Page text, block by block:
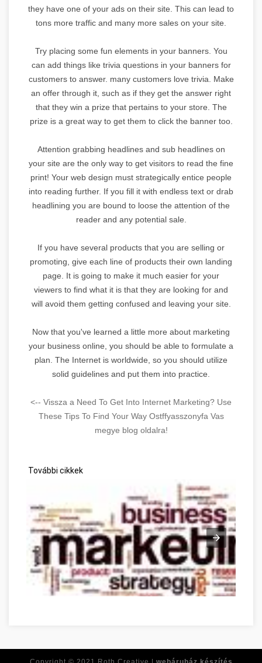
they have one of your ads on their site. This can lead to
tons more traffic and many more sales on your site.
Try placing some fun elements in your banners. You
can add things like trivia questions in your banners for
customers to answer. many customers love trivia. Make
an offer through it, such as if they get the answer right
that they win a prize that pertains to your store. The
prize is a great way to get them to click the banner too.
Attention grabbing headlines and sub headlines on
your site are the only way to get visitors to read the fine
print! Your web design must strategically entice people
into reading further. If you fill it with endless text or drab
headlining you are bound to loose the attention of the
reader and any potential sale.
If you have several products that you are selling or
promoting, give each line of products their own landing
page. It is going to make it much easier for your
viewers to find what it is that they are looking for and
will avoid them getting confused and leaving your site.
Now that you've learned a little more about marketing
your business online, you should be able to formulate a
plan. The Internet is worldwide, so you should utilize
solid guidelines and put them into practice.
<-- Vissza a Need To Get Into Internet Marketing? Use
These Tips To Find Your Way Ostffyasszonyfa Vas
megye blog oldalra!
További cikkek